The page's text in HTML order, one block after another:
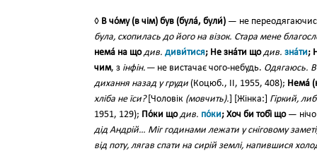
◊ В чо́му (в чім) був (була́, були́) — не
була, схопилась до його на візок. Стара мене
нема́ на що див. диви́тися; Не зна́ти що див. зна́ти;
чим, з інфін.— не вистачає чого-небудь. Одягаюсь.
дихання назад у груди (Коцюб., II, 1955, 408); Нема́
хліба не їси?[Чоловік (мовчить). ] [Жінка:] Гіркий,
1951, 129); По́ки що див. по́ки; Хоч би тобі́ що—
дід Андрій… Міг годинами лежати у сніговому
від поту, лягав спати на сирій землі, напившися